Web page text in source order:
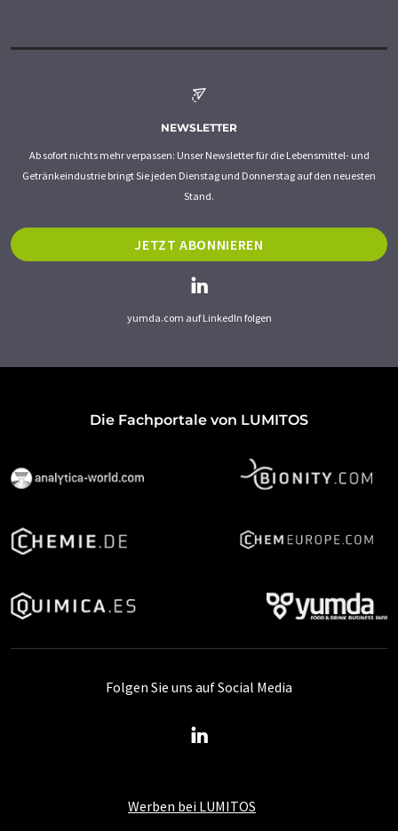
NEWSLETTER
Ab sofort nichts mehr verpassen: Unser Newsletter für die Lebensmittel- und
Getränkeindustrie bringt Sie jeden Dienstag und Donnerstag auf den neuesten
Stand.
JETZT ABONNIEREN
yumda.com auf LinkedIn folgen
Die Fachportale von LUMITOS
Werben bei LUMITOS
Folgen Sie uns auf Social Media